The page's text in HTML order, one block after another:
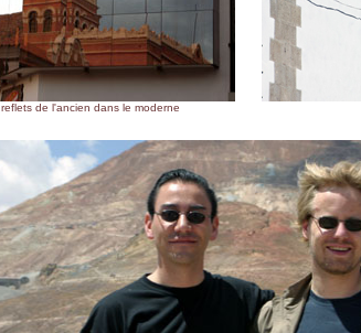
de l'ancien dans le moderne